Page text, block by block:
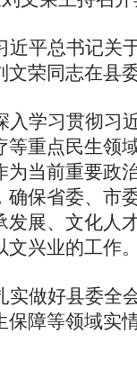
近平总书记关
荣同志在县
入学习贯彻习
重点民生领
当前重要政
保省委、市
展、 文化人
文兴业的工作。
实做好县委全
障等领域实情